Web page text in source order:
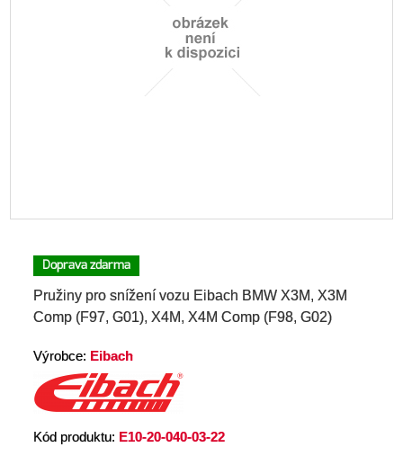
Doprava zdarma
Pružiny pro snížení vozu Eibach BMW X3M, X3M
Comp (F97, G01), X4M, X4M Comp (F98, G02)
Výrobce: Eibach
Kód produktu: E10-20-040-03-22